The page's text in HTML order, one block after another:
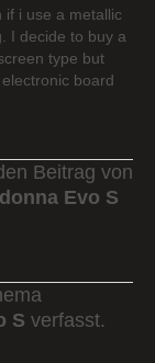
if i use a metallic
I decide to buy a
type but
board
Beitrag von
Evo S
S verfasst.